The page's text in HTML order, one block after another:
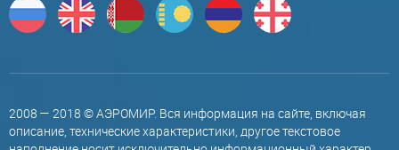
2008 — 2018 © АЭРОМИР. Вся информация на сайте, включая
описание, технические характеристики, другое текстовое